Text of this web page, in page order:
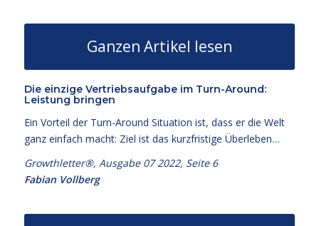
Ganzen Artikel lesen
Die einzige Vertriebsaufgabe im Turn-Around:
Leistung bringen
Ein Vorteil der Turn-Around Situation ist, dass er die Welt
ganz einfach macht: Ziel ist das kurzfristige Überleben…
Growthletter®, Ausgabe 072022, Seite 6
Fabian Vollberg